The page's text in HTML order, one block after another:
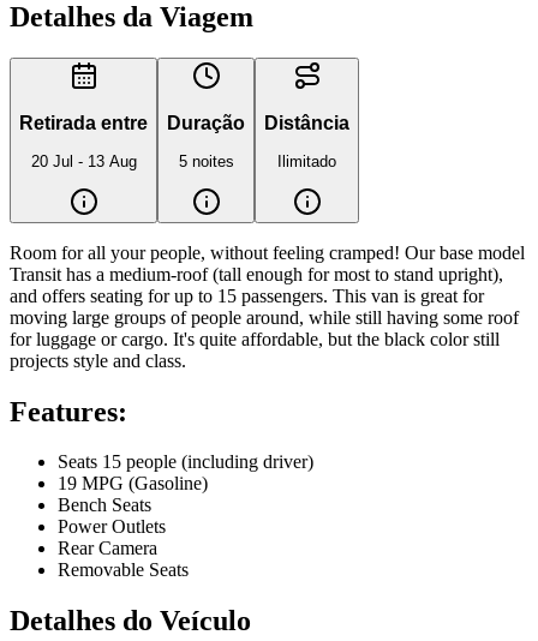
Detalhes da Viagem
Retirada entre
20 Jul - 13 Aug
Duração
5 noites
Distância
Ilimitado
Room for all your people, without feeling cramped! Our base model
Transit has a medium-roof (tall enough for most to stand upright),
and offers seating for up to 15 passengers. This van is great for
moving large groups of people around, while still having some roof
for luggage or cargo. It's quite affordable, but the black color still
projects style and class.
Features:
Seats 15 people (including driver)
19 MPG (Gasoline)
Bench Seats
Power Outlets
Rear Camera
Removable Seats
Detalhes do Veículo